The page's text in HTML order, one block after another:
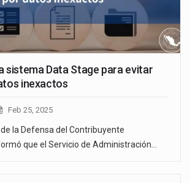
sistema Data Stage para evitar
inexactos
Feb 25, 2025
de la Defensa del Contribuyente
que el Servicio de Administración…